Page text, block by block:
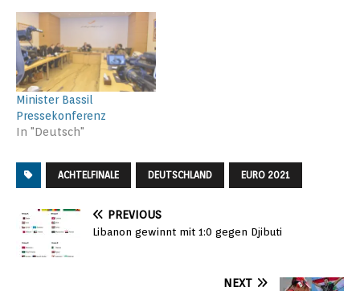
Minister Bassil
Pressekonferenz
In "Deutsch"
ACHTELFINALE DEUTSCHLAND EURO 2021
PREVIOUS
Libanon gewinnt mit 1:0 gegen Djibuti
NEXT